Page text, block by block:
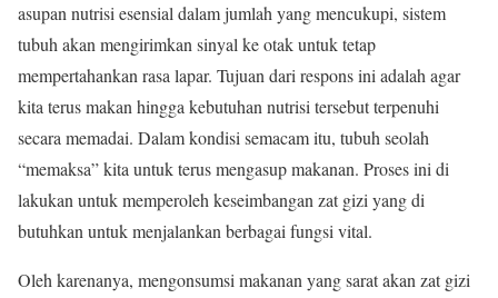
asupan nutrisi esensial dalam jumlah yang mencukupi, sistem
tubuh akan mengirimkan sinyal ke otak untuk tetap
mempertahankan rasa lapar. Tujuan dari respons ini adalah agar
kita terus makan hingga kebutuhan nutrisi tersebut terpenuhi
secara memadai. Dalam kondisi semacam itu, tubuh seolah
“memaksa” kita untuk terus mengasup makanan. Proses ini di
lakukan untuk memperoleh keseimbangan zat gizi yang di
butuhkan untuk menjalankan berbagai fungsi vital.
Oleh karenanya, mengonsumsi makanan yang sarat akan zat gizi